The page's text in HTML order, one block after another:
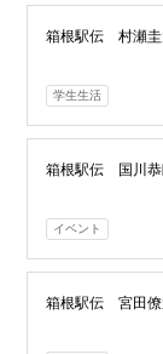
箱根駅伝 村瀬圭
学生生活
箱根駅伝 国川恭
イベント
箱根駅伝 宮田僚